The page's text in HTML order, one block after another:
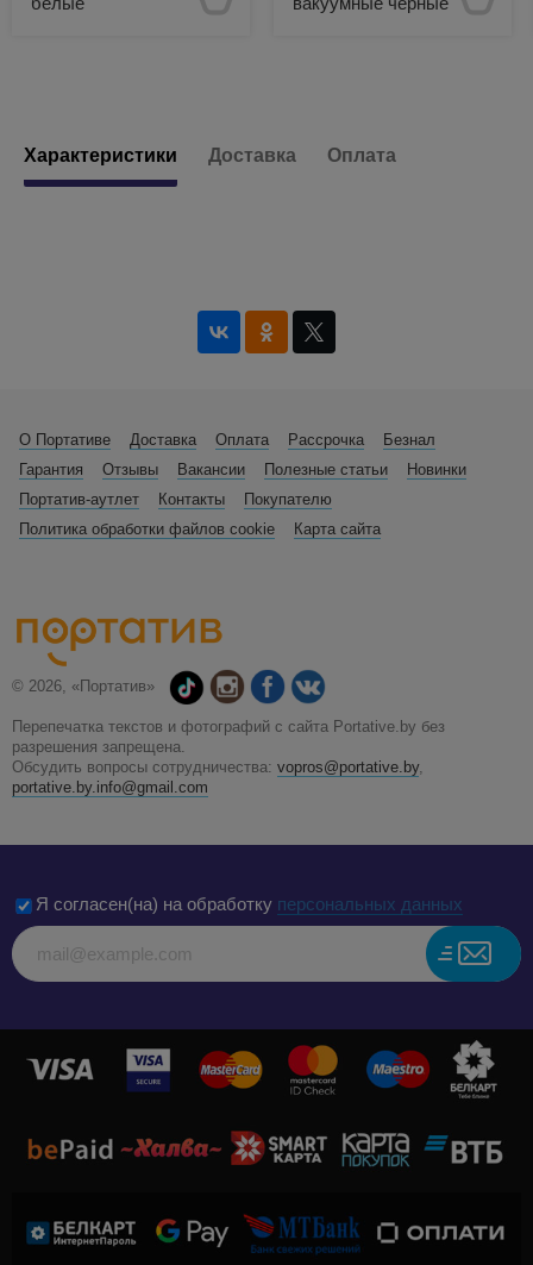
Характеристики Доставка Оплата
О Портативе Доставка Оплата Рассрочка
Безнал
Гарантия
Отзывы Вакансии Полезные статьи
Новинки
Портатив-аутлет
Контакты
Покупателю
Политика обработки файлов cookie
Карта сайта
© 2026, «Портатив»
Перепечатка текстов и фотографий с сайта Portative.by без
разрешения запрещена.
Обсудить вопросы сотрудничества: vopros@portative.by,
portative.by.info@gmail.com
Я согласен(на) на обработку персональных данных